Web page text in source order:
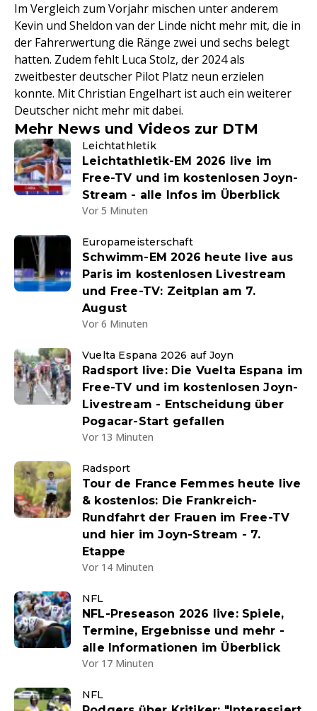
Im Vergleich zum Vorjahr mischen unter anderem
Kevin und Sheldon van der Linde nicht mehr mit, die in
der Fahrerwertung die Ränge zwei und sechs belegt
hatten. Zudem fehlt Luca Stolz, der 2024 als
zweitbester deutscher Pilot Platz neun erzielen
konnte. Mit Christian Engelhart ist auch ein weiterer
Deutscher nicht mehr mit dabei.
Mehr News und Videos zur DTM
Leichtathletik
Leichtathletik-EM 2026 live im
Free-TV und im kostenlosen Joyn-
Stream - alle Infos im Überblick
Vor 5 Minuten
Europameisterschaft
Schwimm-EM 2026 heute live aus
Paris im kostenlosen Livestream
und Free-TV: Zeitplan am 7.
August
Vor 6 Minuten
Vuelta Espana 2026 auf Joyn
Radsport live: Die Vuelta Espana im
Free-TV und im kostenlosen Joyn-
Livestream - Entscheidung über
Pogacar-Start gefallen
Vor 13 Minuten
Radsport
Tour de France Femmes heute live
& kostenlos: Die Frankreich-
Rundfahrt der Frauen im Free-TV
und hier im Joyn-Stream - 7.
Etappe
Vor 14 Minuten
NFL
NFL-Preseason 2026 live: Spiele,
Termine, Ergebnisse und mehr -
alle Informationen im Überblick
Vor 17 Minuten
NFL